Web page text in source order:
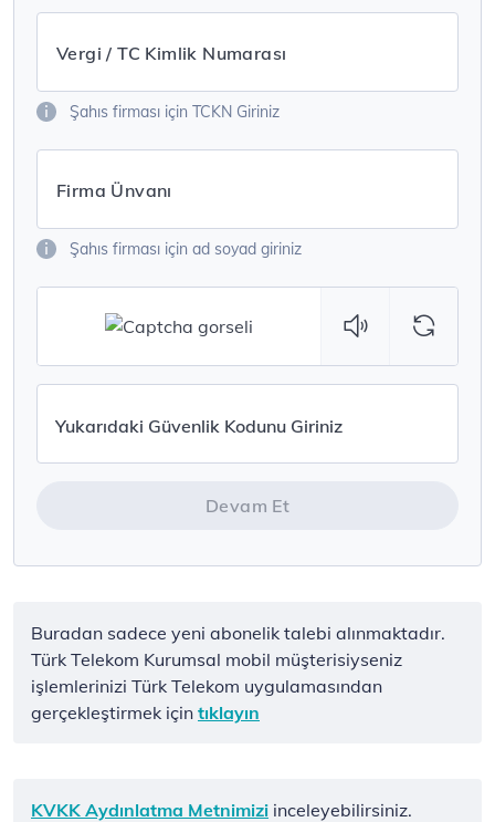
Vergi / TC Kimlik Numarası
Şahıs firması için TCKN Giriniz
Firma Ünvanı
Şahıs firması için ad soyad giriniz
Devam Et
Buradan sadece yeni abonelik talebi alınmaktadır.
Türk Telekom Kurumsal mobil müşterisiyseniz
işlemlerinizi Türk Telekom uygulamasından
gerçekleştirmek için tıklayın
KVKK Aydınlatma Metnimizi inceleyebilirsiniz.